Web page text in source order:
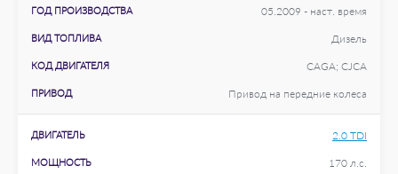
ГОД ПРОИЗВОДСТВА 05.2009 - наст. время
ВИД ТОПЛИВА Дизель
КОД ДВИГАТЕЛЯ CAGA; CJCA
ПРИВОД Привод на передние колеса
ДВИГАТЕЛЬ 2.0 TDI
МОЩНОСТЬ 170 л.с.